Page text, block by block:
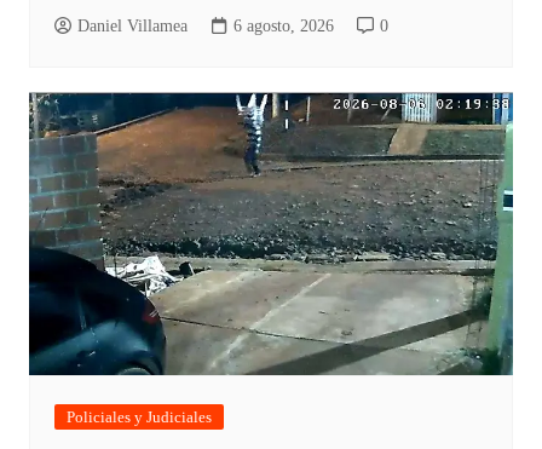
Daniel Villamea 6 agosto, 2026 0
Policiales y Judiciales